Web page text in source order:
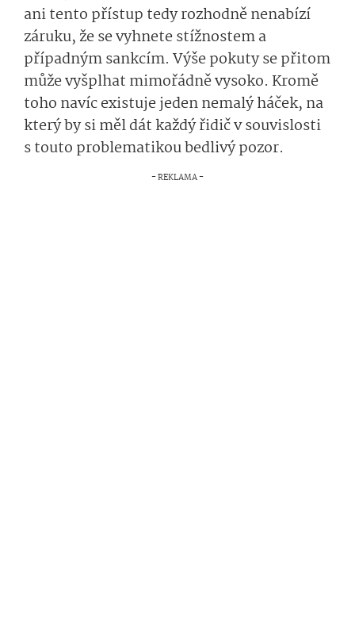
ani tento přístup tedy rozhodně nenabízí
záruku, že se vyhnete stížnostem a
případným sankcím. Výše pokuty se přitom
může vyšplhat mimořádně vysoko. Kromě
toho navíc existuje jeden nemalý háček, na
který by si měl dát každý řidič v souvislosti
s touto problematikou bedlivý pozor.